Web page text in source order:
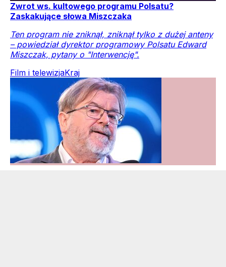
Zwrot ws. kultowego programu Polsatu?
Zaskakujące słowa Miszczaka
Ten program nie zniknął, zniknął tylko z dużej anteny
– powiedział dyrektor programowy Polsatu Edward
Miszczak, pytany o "Interwencję".
Film i telewizjaKraj